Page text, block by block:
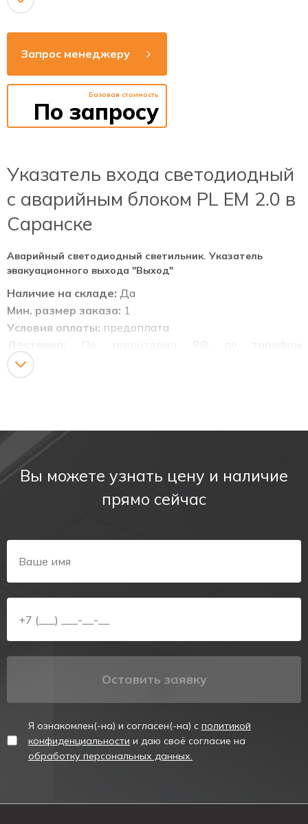
Рабочая частота 50-60Гц
Способ монтажа
потолок / стена
Яркость
Время зарядки
24 часа
Запрос менеджеру
Базовая стоимость
По запросу
Указатель входа светодиодный
c аварийным блоком PL EM 2.0 в
Саранске
Аварийный светодиодный светильник. Указатель
эвакуационного выхода "Выход"
Наличие на складе: Да
Мин. размер заказа: 1
Условия оплаты: предоплата
Доставка:
По территории РФ по тарифам
транспортных компаний.
Светодиодные (непрозрачные) информационные
указатели табло. Информационные светодиодные
табло с аккумулятором, для указания мест выхода
при эвакуации, направления движения, а также для
различных информационных целей (не прозрачные),
эвакуации,
различных информационных целей.
Соответствуют ГОСТ Р МЭК 60598-1, ГОСТ Р МЭК
60598-2-22.
Технические характеристики аккумулятора
аккумулятора
Cd
Номинальное
напряжение, В
3,6
Емкость, А*ч 0,4
аккумулятора,
4
Вы можете узнать цену и наличие
прямо сейчас
Оставить заявку
Я ознакомлен(-на) и согласен(-на) с политикой
конфиденциальности и даю своё согласие на
обработку персональных данных.